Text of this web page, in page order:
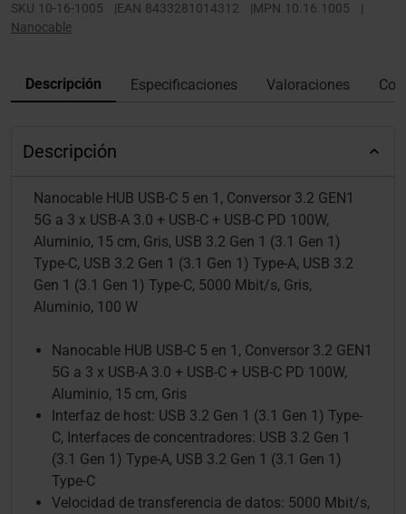
SKU 10-16-1005 |EAN 8433281014312 |MPN 10.16.1005
|
Nanocable
Descripción Especificaciones Valoraciones
Descripción
Nanocable HUB USB-C 5 en 1, Conversor 3.2 GEN1
5G a 3 x USB-A 3.0 + USB-C + USB-C PD 100W,
Aluminio, 15 cm, Gris, USB 3.2 Gen 1 (3.1 Gen 1)
Type-C, USB 3.2 Gen 1 (3.1 Gen 1) Type-A, USB 3.2
Gen 1 (3.1 Gen 1) Type-C, 5000 Mbit/s, Gris,
Aluminio, 100 W
Nanocable HUB USB-C 5 en 1, Conversor 3.2 GEN1
5G a 3 x USB-A 3.0 + USB-C + USB-C PD 100W,
Aluminio, 15 cm, Gris
Interfaz de host: USB 3.2 Gen 1 (3.1 Gen 1) Type-
C, Interfaces de concentradores: USB 3.2 Gen 1
(3.1 Gen 1) Type-A, USB 3.2 Gen 1 (3.1 Gen 1)
Type-C
Velocidad de transferencia de datos: 5000 Mbit/s,